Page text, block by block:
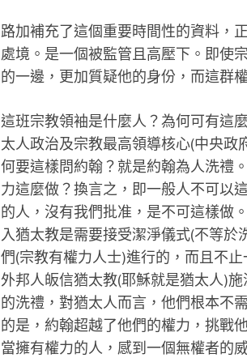
路加補充了這個重要時間性的資料，
處境。是一個被監管且高壓下。即使
的一邊，更加質疑他的身份，而這群
這班宗教領袖是什麼人？為何可有這
太人政治及宗教最高領導核心(中央
何要這樣問約翰？就是約翰為人洗禮
力這麼做？換言之，即一般人不可以
的人，沒有我們批准，是不可這樣做
入猶太教是需要接受潔淨儀式(不等
們(宗教有權力人士)進行的，而且不
外邦人皈信猶太教(耶穌就是猶太人)
的洗禮，對猶太人而言，他們根本不
的是，約翰超越了他們的權力，挑戰
當擁有權力的人，感到一個無權者的